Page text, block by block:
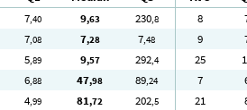
7,40 9,63 230,8 8
7,08 7,28 7,48 9
5,89 9,57 292,4 25
6,88 47,98 89,24 7
4,99 81,72 202,5 21